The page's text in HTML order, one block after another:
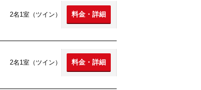
2名1室（ツイン）
料金・詳細
2名1室（ツイン）
料金・詳細